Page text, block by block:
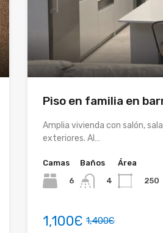
Piso en familia en
Amplia vivienda con salón,
exteriores. Al…
Camas
6
Baños
4
Área
250
1,100Є 1,400Є